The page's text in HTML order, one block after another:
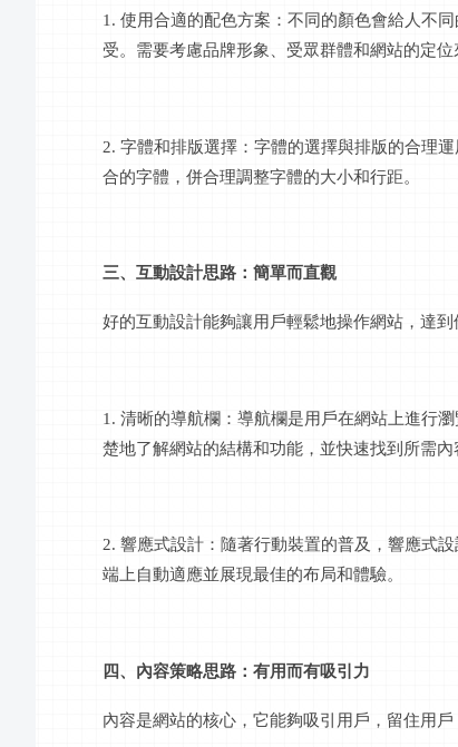
1. 使用合適的配色方案：不同的顏色會給人不
受。需要考慮品牌形象、受眾群體和網站的定位
2. 字體和排版選擇：字體的選擇與排版的合理
合的字體，併合理調整字體的大小和行距。
三、互動設計思路：簡單而直觀
好的互動設計能夠讓用戶輕鬆地操作網站，達
1. 清晰的導航欄：導航欄是用戶在網站上進行
楚地了解網站的結構和功能，並快速找到所需內
2. 響應式設計：隨著行動裝置的普及，響應式
端上自動適應並展現最佳的布局和體驗。
四、內容策略思路：有用而有吸引力
內容是網站的核心，它能夠吸引用戶，留住用